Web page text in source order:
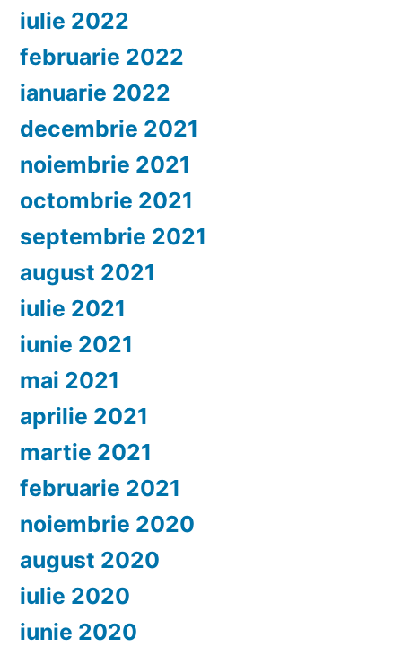
iulie 2022
februarie 2022
ianuarie 2022
decembrie 2021
noiembrie 2021
octombrie 2021
septembrie 2021
august 2021
iulie 2021
iunie 2021
mai 2021
aprilie 2021
martie 2021
februarie 2021
noiembrie 2020
august 2020
iulie 2020
iunie 2020